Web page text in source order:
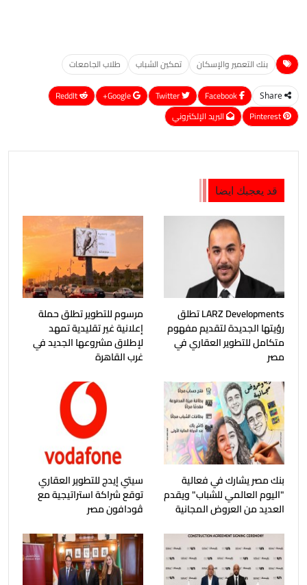
بنك التعمير والإسكان تمكين الشباب طلاب الجامعات
Share
Google+
ReddIt
Pinterest
البريد الإلكتروني
قد يعجبك ايضا
LARZ Developments تطلق
رؤيتها الجديدة لتقديم مفهوم
متكامل للتطوير العقاري في
مصر
مرسوم للتطوير تطلق حملة
إعلانية غير تقليدية تمهد
لإطلاق مشروعها الجديد في
غرب القاهرة
بنك مصر يشارك في فعالية
"اليوم العالمي للشباب" ويقدم
العديد من العروض المجانية
سيتي إيدج للتطوير العقاري
توقع شراكة استراتيجية مع
ڤودافون مصر